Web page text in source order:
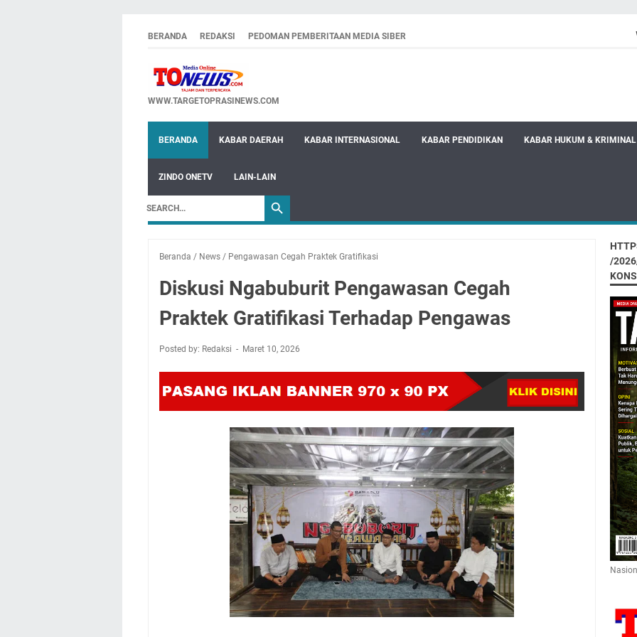
BERANDA REDAKSI PEDOMAN PEMBERITAAN MEDIA SIBER
WWW.TARGETOPRASINEWS.COM
BERANDA KABAR DAERAH KABAR INTERNASIONAL KABAR PENDIDIKAN KABAR HUKUM & KRIMINAL
ZINDO ONETV LAIN-LAIN
Beranda / News / Pengawasan Cegah Praktek Gratifikasi
Diskusi Ngabuburit Pengawasan Cegah
Praktek Gratifikasi Terhadap Pengawas
Posted by: Redaksi Maret 10, 2026
/